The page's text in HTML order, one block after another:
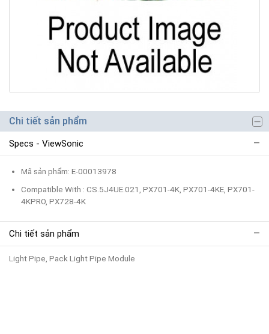
Chi tiết sản phẩm
Specs - ViewSonic
Mã sản phẩm: E-00013978
Compatible With : CS.5J4UE.021, PX701-4K, PX701-4KE, PX701-
4KPRO, PX728-4K
Chi tiết sản phẩm
Light Pipe, Pack Light Pipe Module